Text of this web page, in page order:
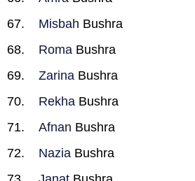
Misbah Bushra
Roma Bushra
Zarina Bushra
Rekha Bushra
Afnan Bushra
Nazia Bushra